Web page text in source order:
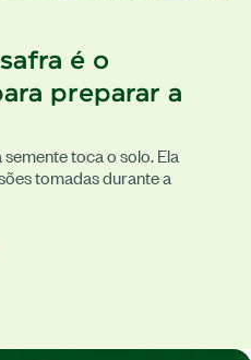
é o
preparar a
toca o solo. Ela
tomadas durante a